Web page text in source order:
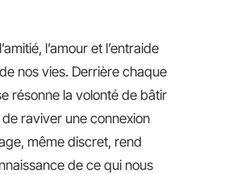
l’amour et l’entraide
nos vies. Derrière chaque
résonne la volonté de bâtir
de raviver une connexion
même discret, rend
de ce qui nous